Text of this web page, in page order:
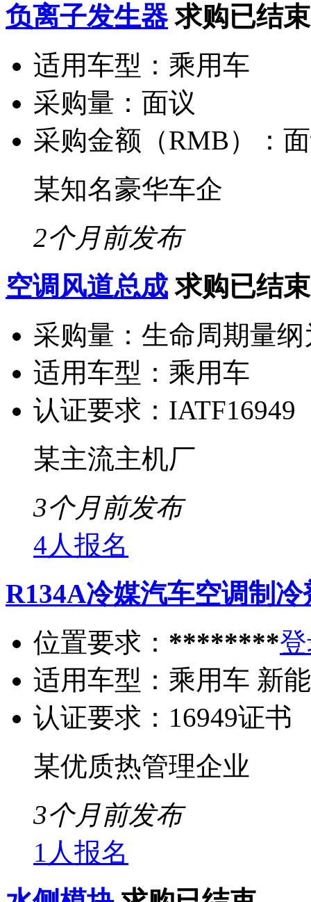
负离子发生器 求购已结束
适用车型： 乘用车
采购量： 面议
采购金额（RMB）：
某知名豪华车企
2个月前发布
空调风道总成 求购已结束
采购量： 生命周期量纲
适用车型： 乘用车
认证要求： IATF16949
某主流主机厂
3个月前发布
4人报名
R134A冷媒汽车空调制冷
位置要求： ********
适用车型： 乘用车 新
认证要求： 16949证书
某优质热管理企业
3个月前发布
1人报名